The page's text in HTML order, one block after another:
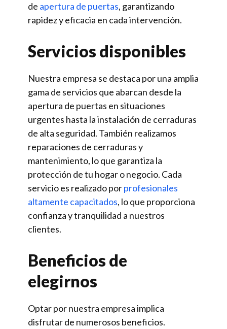
de apertura de puertas, garantizando
rapidez y eficacia en cada intervención.
Servicios disponibles
Nuestra empresa se destaca por una amplia
gama de servicios que abarcan desde la
apertura de puertas en situaciones
urgentes hasta la instalación de cerraduras
de alta seguridad. También realizamos
reparaciones de cerraduras y
mantenimiento, lo que garantiza la
protección de tu hogar o negocio. Cada
servicio es realizado porprofesionales
altamente capacitados, lo que proporciona
confianza y tranquilidad a nuestros
clientes.
Beneficios de
elegirnos
Optar por nuestra empresa implica
disfrutar de numerosos beneficios.